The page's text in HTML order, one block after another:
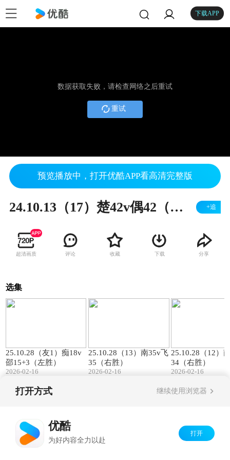
下载APP
数据获取失败，请检查网络之后重试
重试
预览播放中，打开优酷APP看高清完整版
24.10.13（17）楚42v偶42（右胜） +追
超清画质 评论 收藏 下载 分享
选集
25.10.28（友1）痴18v
邵15+3（左胜）
2026-02-16
25.10.28（13）南35v飞
35（右胜）
2026-02-16
25.10.28（12）
34（右胜）
2026-02-16
打开方式 继续使用浏览器
优酷
为好内容全力以赴
打开